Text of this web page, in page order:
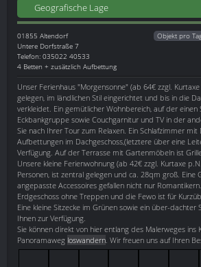
Geografische Lage
01855 Altendorf
Untere Dorfstraße 7
Telefon: 035022 40533
4 Betten + zusätzlich Aufbettung
Objekt pro
Unser Ferienhaus "Morgensonne" (ab 64€ zzgl.
gelegen, im ländlichen Stil eingerichtet und bis in die
verkleidet. Ein gemütlicher Wohnbereich, auf der einen
Eckbankgruppe sowie Couchgarnitur und TV in der
Sie nach Ihrer Tour zum Relaxen. Ein Schlafzimmer
Aufbettungen im Dachgeschoss,(letztere über eine
Verfügung. Auf der Terrasse mit Gartenmöbeln ist
Unsere kleine Ferienwohnung (ab 42€ zzgl. Kurtaxe
Personen, ist zentral gelegen und ca. 28qm groß. Eine
angepasste Accessoires gefallen nicht nur
Erdgeschoss ohne Treppen und die Fewo ist für
Eine kleine Sitzecke im Grünen sowie ein über-dachter
Ihnen zur Verfügung.
Sie können direkt von hier entlang des Malerweges ins
Panoramaweg loswandern . Wir freuen uns auf Ihren